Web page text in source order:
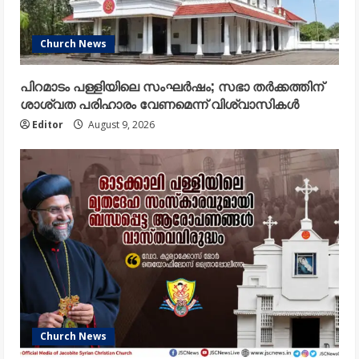
Church News
പിറമാടം പള്ളിയിലെ സംഘർഷം; സഭാ തർക്കത്തിന്
ശാശ്വത പരിഹാരം വേണമെന്ന് വിശ്വാസികൾ
Editor August 9, 2026
Church News